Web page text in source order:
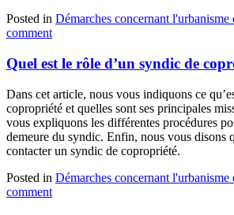
Posted in Démarches concernant l'urbanisme
comment
Quel est le rôle d’un syndic de
Dans cet article, nous vous indiquons ce
copropriété et quelles sont ses principales
vous expliquons les différentes procédures
demeure du syndic. Enfin, nous vous disons
contacter un syndic de copropriété.
Posted in Démarches concernant l'urbanisme
comment